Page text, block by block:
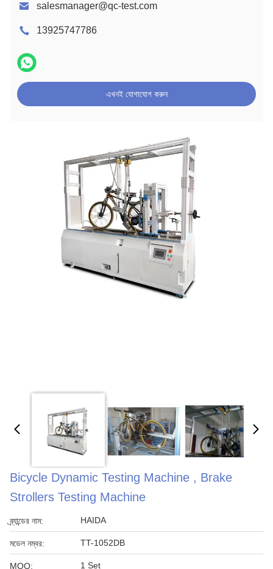
salesmanager@qc-test.com
13925747786
এখনই যোগাযোগ করুন
Bicycle Dynamic Testing Machine , Brake
Strollers Testing Machine
ব্র্যান্ডের নাম: HAIDA
মডেল নম্বর: TT-1052DB
MOQ: 1 Set